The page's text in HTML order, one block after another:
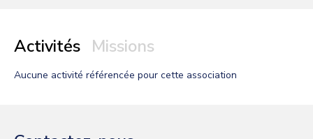
Activités Missions
Aucune activité référencée pour cette association